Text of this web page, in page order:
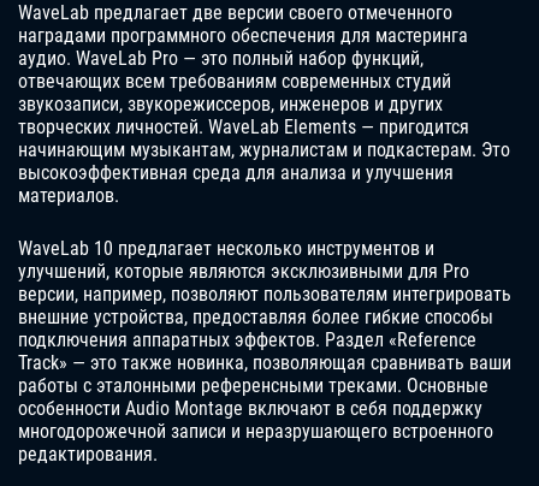
WaveLab предлагает две версии своего отмеченного
наградами программного обеспечения для мастеринга
аудио. WaveLab Pro — это полный набор функций,
отвечающих всем требованиям современных студий
звукозаписи, звукорежиссеров, инженеров и других
творческих личностей. WaveLab Elements — пригодится
начинающим музыкантам, журналистам и подкастерам. Это
высокоэффективная среда для анализа и улучшения
материалов.
WaveLab 10 предлагает несколько инструментов и
улучшений, которые являются эксклюзивными для Pro
версии, например, позволяют пользователям интегрировать
внешние устройства, предоставляя более гибкие способы
подключения аппаратных эффектов. Раздел «Reference
Track» — это также новинка, позволяющая сравнивать ваши
работы с эталонными референсными треками. Основные
особенности Audio Montage включают в себя поддержку
многодорожечной записи и неразрушающего встроенного
редактирования.